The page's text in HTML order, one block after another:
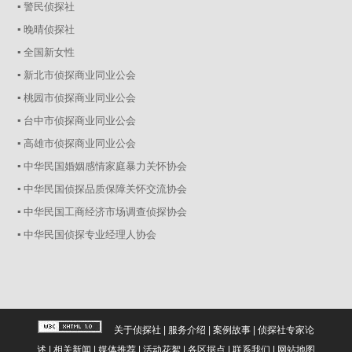
▪ 警民侦探社
▪ 晚晴侦探社
▪ 全国新女性
▪ 新北市侦探商业同业公会
▪ 桃园市侦探商业同业公会
▪ 台中市侦探商业同业公会
▪ 高雄市侦探商业同业公会
▪ 中华民国婚姻感情家庭暴力关怀协会
▪ 中华民国侦探品质保障关怀交流协会
▪ 中华民国工商经济市场调查侦探协会
▪ 中华民国侦探专业经理人协会
关于侦探社 | 服务介绍 | 案例故事| 侦探社专家论
述 | 相关新闻 | 媒体推荐| 活动花絮| 各区据点 | 联系我们 | 网站地图